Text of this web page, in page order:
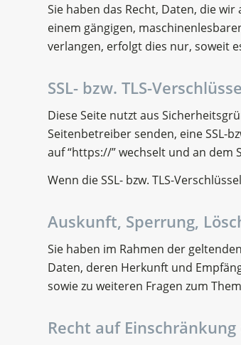
Sie haben das Recht, Daten, die
einem gängigen,
verlangen, erfolgt dies nur, soweit
SSL- bzw. TLS-
Diese Seite nutzt aus
Seitenbetreiber senden, eine SSL-
auf “https://” wechselt und an dem
Wenn die SSL- bzw. TLS-
Auskunft, Sperrung,
Sie haben im Rahmen der
Daten, deren Herkunft und
sowie zu weiteren Fragen zum
Recht auf